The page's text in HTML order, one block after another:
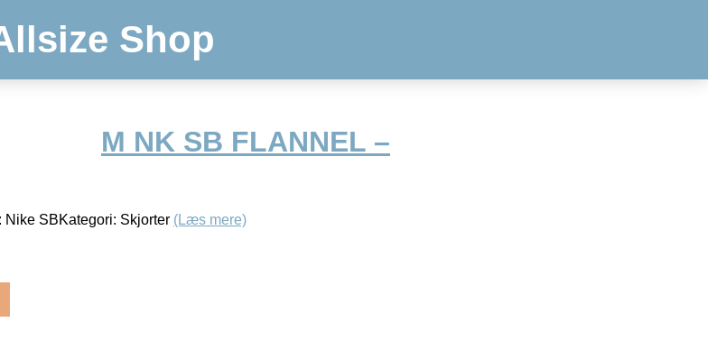
Shop
M NK SB FLANNEL –
SBKategori: Skjorter (Læs mere)